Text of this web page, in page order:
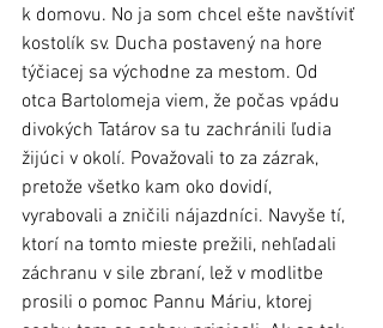
k domovu. No ja som chcel ešte navštíviť
kostolík sv. Ducha postavený na hore
týčiacej sa východne za mestom. Od
otca Bartolomeja viem, že počas vpádu
divokých Tatárov sa tu zachránili ľudia
žijúci v okolí. Považovali to za zázrak,
pretože všetko kam oko dovidí,
vyrabovali a zničili nájazdníci. Navyše tí,
ktorí na tomto mieste prežili, nehľadali
záchranu v sile zbraní, lež v modlitbe
prosili o pomoc Pannu Máriu, ktorej